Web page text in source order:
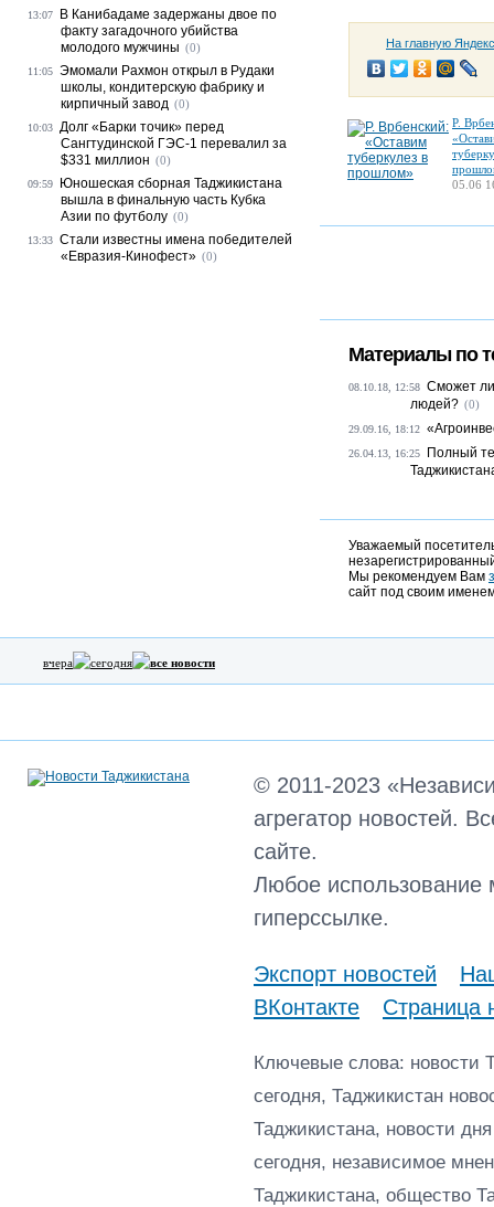
На главную
Р.
05.06
Материалы по
08.10.18, 12:58 Сможет
людей? (0)
29.09.16, 18:12
26.04.13, 16:25
Полный
Уважаемый
Мы рекомендуем Вам
сайт под своим
13:07
В Канибадаме задержаны двое по
факту загадочного убийства
молодого мужчины (0)
11:05 Эмомали Рахмон открыл в Рудаки
школы, кондитерскую фабрику и
кирпичный завод (0)
10:03 Долг «Барки точик» перед
Сангтудинской ГЭС-1 перевалил за
$331 миллион (0)
09:59
Юношеская сборная Таджикистана
вышла в финальную часть Кубка
Азии по футболу (0)
13:33 Стали известны имена победителей
«Евразия-Кинофест» (0)
вчера сегодня все новости
© 2011-2023
агрегатор новостей.
сайте.
Любое использование
гиперссылке.
Экспорт новостей
ВКонтакте
Страница
Ключевые слова: новости
сегодня, Таджикистан
Таджикистана, новости
сегодня, независимое
Таджикистана, общество